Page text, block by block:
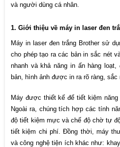
và người dùng cá nhân.
1. Giới thiệu về máy in laser đen
Máy in laser đen trắng Brother sử
cho phép tạo ra các bản in sắc nét
nhanh và khả năng in ấn hàng
bản, hình ảnh được in ra rõ ràng, sắc
Máy được thiết kế để tiết kiệm
Ngoài ra, chúng tích hợp các tính
độ tiết kiệm mực và chế độ chờ tự
tiết kiệm chi phí. Đồng thời, máy
và công nghệ tiện ích khác như: